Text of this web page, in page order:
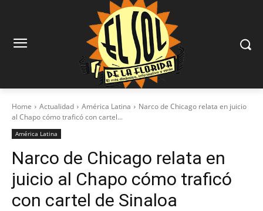
Home Actualidad América Latina
Narco de Chicago relata en juicio
al Chapo cómo traficó con cartel...
América Latina
Narco de Chicago relata en
juicio al Chapo cómo traficó
con cartel de Sinaloa